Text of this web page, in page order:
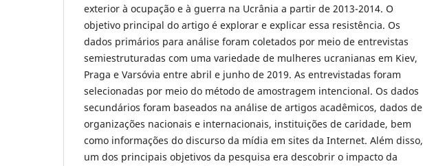
exterior à ocupação e à guerra na Ucrânia a partir de 2013-2014. O
objetivo principal do artigo é explorar e explicar essa resistência. Os
dados primários para análise foram coletados por meio de entrevistas
semiestruturadas com uma variedade de mulheres ucranianas em Kiev,
Praga e Varsóvia entre abril e junho de 2019. As entrevistadas foram
selecionadas por meio do método de amostragem intencional. Os dados
secundários foram baseados na análise de artigos acadêmicos, dados de
organizações nacionais e internacionais, instituições de caridade, bem
como informações do discurso da mídia em sites da Internet. Além disso,
um dos principais objetivos da pesquisa era descobrir o impacto da